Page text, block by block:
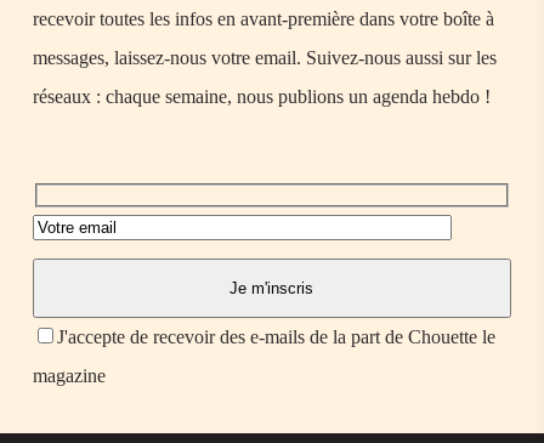
recevoir toutes les infos en avant-première dans votre boîte à
messages, laissez-nous votre email. Suivez-nous aussi sur les
réseaux : chaque semaine, nous publions un agenda hebdo !
J'accepte de recevoir des e-mails de la part de Chouette le
magazine